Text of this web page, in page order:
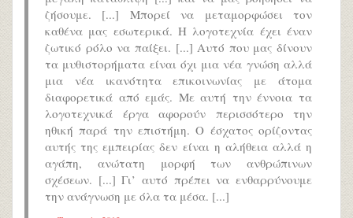
ζήσουμε. [...] Μπορεί να μεταμορφώσει τον
καθένα μας εσωτερικά. Η λογοτεχνία έχει έναν
ζωτικό ρόλο να παίξει. [...] Αυτό που μας δίνουν
τα μυθιστορήματα είναι όχι μια νέα γνώση αλλά
μια νέα ικανότητα επικοινωνίας με άτομα
διαφορετικά από εμάς. Με αυτή την έννοια τα
λογοτεχνικά έργα αφορούν περισσότερο την
ηθική παρά την επιστήμη. Ο έσχατος ορίζοντας
αυτής της εμπειρίας δεν είναι η αλήθεια αλλά η
αγάπη, ανώτατη μορφή των ανθρώπινων
σχέσεων. [...] Γι’ αυτό πρέπει να ενθαρρύνουμε
την ανάγνωση με όλα τα μέσα. [...]